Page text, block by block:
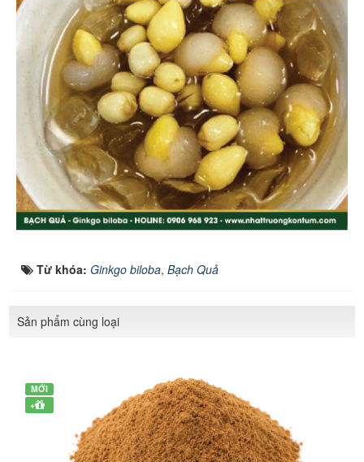
Từ khóa: Ginkgo biloba, Bạch Quả
Sản phẩm cùng loại
MỚI
+